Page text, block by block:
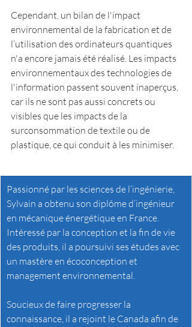
Cependant, un bilan de l'impact
environnemental de la fabrication et de
l’utilisation des ordinateurs quantiques
n'a encore jamais été réalisé. Les impacts
environnementaux des technologies de
l'information passent souvent inaperçus,
car ils ne sont pas aussi concrets ou
visibles que les impacts de la
surconsommation de textile ou de
plastique, ce qui conduit à les minimiser.
Passionné par les sciences de l’ingénierie,
Sylvain a obtenu son diplôme d’ingénieur
en mécanique énergétique en France.
Intéressé par la conception et la fin de vie
des produits, il a poursuivi ses études avec
un mastère en écoconception et
management environnemental.
Soucieux de faire progresser la
connaissance, il a rejoint le Canada afin de